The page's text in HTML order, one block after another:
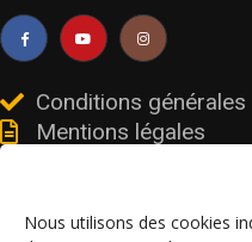
Nous utilisons des cookies
Conditions
Mentions légales